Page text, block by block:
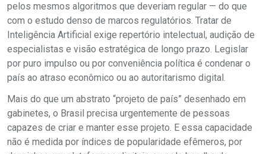
pelos mesmos algoritmos que deveriam regular — do que
com o estudo denso de marcos regulatórios. Tratar de
Inteligência Artificial exige repertório intelectual, audição de
especialistas e visão estratégica de longo prazo. Legislar
por puro impulso ou por conveniência política é condenar o
país ao atraso econômico ou ao autoritarismo digital.
Mais do que um abstrato “projeto de país” desenhado em
gabinetes, o Brasil precisa urgentemente de pessoas
capazes de criar e manter esse projeto. E essa capacidade
não é medida por índices de popularidade efêmeros, por